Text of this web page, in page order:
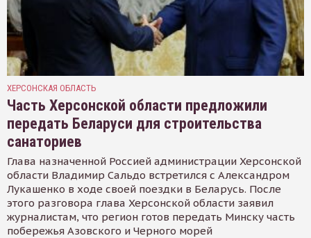
ХЕРСОНСКАЯ ОБЛАСТЬ
Часть Херсонской области предложили
передать Беларуси для строительства
санаториев
Глава назначенной Россией администрации Херсонской
области Владимир Сальдо встретился с Александром
Лукашенко в ходе своей поездки в Беларусь. После
этого разговора глава Херсонской области заявил
журналистам, что регион готов передать Минску часть
побережья Азовского и Черного морей